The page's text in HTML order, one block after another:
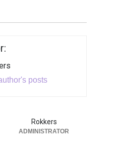
posts
Rokkers
ADMINISTRATOR